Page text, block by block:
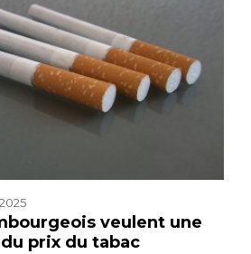
veulent une
prix du tabac